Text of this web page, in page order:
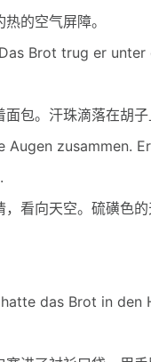
的空气屏障。
Brot trug er unter
。汗珠滴落在胡子
zusammen.
向天空。硫磺色的
das Brot in den